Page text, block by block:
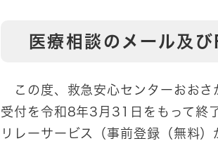
医療相談のメール及
この度、救急安心センターおおさ
受付を令和8年3月31日をもって終
リレーサービス（事前登録（無料